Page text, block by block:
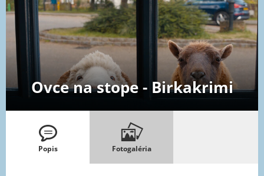
Ovce na stope - Birkakrimi
Popis Fotogaléria